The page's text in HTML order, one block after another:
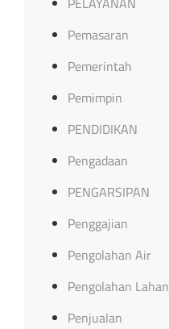
Pemasaran
Pemerintah
Pemimpin
PENDIDIKAN
Pengadaan
PENGARSIPAN
Penggajian
Pengolahan Air
Pengolahan Lahan
Penjualan